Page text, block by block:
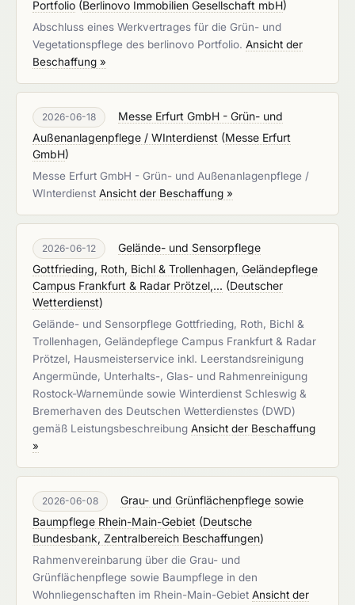
Portfolio (Berlinovo Immobilien Gesellschaft mbH)
Abschluss eines Werkvertrages für die Grün- und
Vegetationspflege des berlinovo Portfolio. Ansicht der
Beschaffung »
2026-06-18
Messe Erfurt GmbH - Grün- und
Außenanlagenpflege / WInterdienst (Messe Erfurt
GmbH)
Messe Erfurt GmbH - Grün- und Außenanlagenpflege /
WInterdienst Ansicht der Beschaffung »
2026-06-12
Gelände- und Sensorpflege
Gottfrieding, Roth, Bichl & Trollenhagen, Geländepflege
Campus Frankfurt & Radar Prötzel,... (Deutscher
Wetterdienst)
Gelände- und Sensorpflege Gottfrieding, Roth, Bichl &
Trollenhagen, Geländepflege Campus Frankfurt & Radar
Prötzel, Hausmeisterservice inkl. Leerstandsreinigung
Angermünde, Unterhalts-, Glas- und Rahmenreinigung
Rostock-Warnemünde sowie Winterdienst Schleswig &
Bremerhaven des Deutschen Wetterdienstes (DWD)
gemäß Leistungsbeschreibung Ansicht der Beschaffung
»
2026-06-08
Grau- und Grünflächenpflege sowie
Baumpflege Rhein-Main-Gebiet (Deutsche
Bundesbank, Zentralbereich Beschaffungen)
Rahmenvereinbarung über die Grau- und
Grünflächenpflege sowie Baumpflege in den
Wohnliegenschaften im Rhein-Main-Gebiet Ansicht der